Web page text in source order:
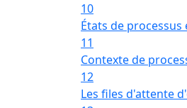
10
États de
11
Contexte de
12
Les files d'attente